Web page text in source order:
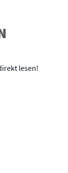
lesen!